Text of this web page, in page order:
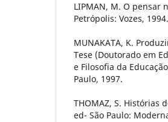
LIPMAN, M. O pensar
Petrópolis: Vozes, 1994.
MUNAKATA, K.
Tese (Doutorado em
e Filosofia da
Paulo, 1997.
THOMAZ, S. Histórias
ed- São Paulo: